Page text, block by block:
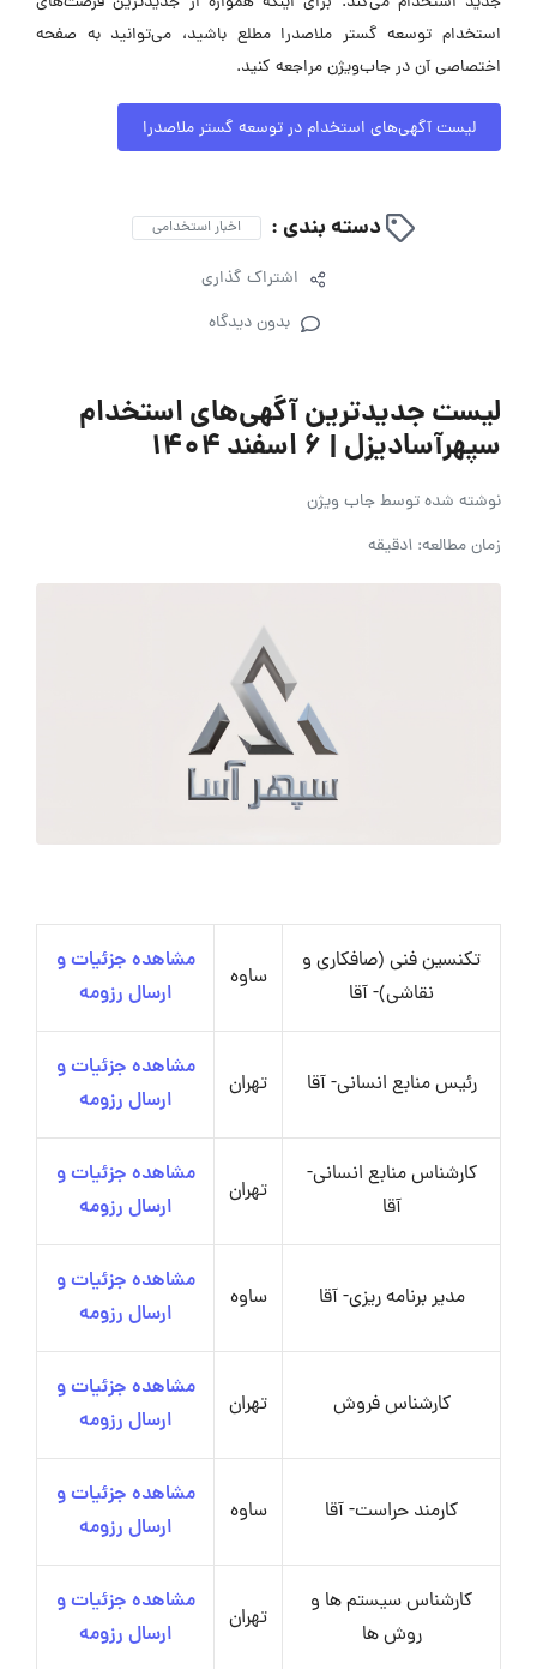
استخدام توسعه گستر ملاصدرا مطلع باشید، می‌توانید به صفحه
اختصاصی آن در جاب‌ویژن مراجعه کنید.
لیست آگهی‌های استخدام در توسعه گستر ملاصدرا
دسته بندی : اخبار استخدامی
اشتراک گذاری
بدون دیدگاه
لیست جدیدترین آگهی‌های استخدام
سپهرآسادیزل | ۶ اسفند ۱۴۰۴
نوشته شده توسطجاب ویژن
زمان مطالعه: 1دقیقه
تکنسین فنی (صافکاری و
نقاشی)- آقا
ساوه
مشاهده جزئیات و
ارسال رزومه
رئیس منابع انسانی- آقا تهران
مشاهده جزئیات و
ارسال رزومه
کارشناس منابع انسانی-
آقا
تهران
مشاهده جزئیات و
ارسال رزومه
مدیر برنامه ریزی- آقا ساوه
مشاهده جزئیات و
ارسال رزومه
کارشناس فروش تهران
مشاهده جزئیات و
ارسال رزومه
کارمند حراست- آقا ساوه
مشاهده جزئیات و
ارسال رزومه
کارشناس سیستم ها و
روش ها
تهران
مشاهده جزئیات و
ارسال رزومه